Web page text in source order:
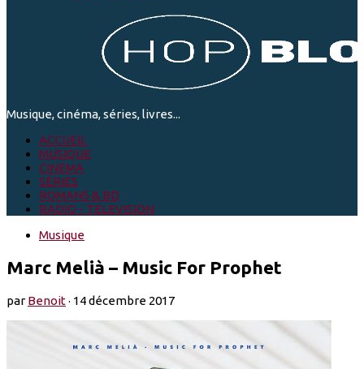
Musique, cinéma, séries, livres...
ACCUEIL
MUSIQUE
CINEMA
SÉRIES
ROMANS & BD
RADIO - TELEVISION
Musique
Marc Melià – Music For Prophet
parBenoit· 14 décembre 2017